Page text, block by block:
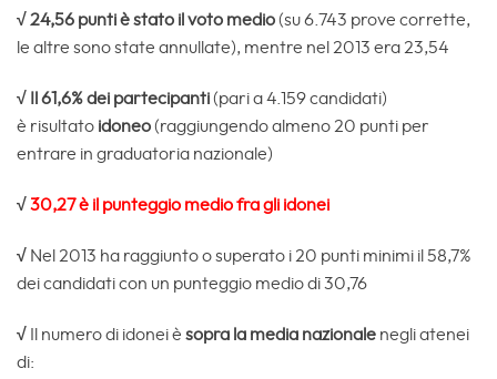
√ 24,56 punti è stato il voto medio(su 6.743 prove corrette,
le altre sono state annullate), mentre nel 2013 era 23,54
√ Il 61,6% dei partecipanti(pari a 4.159 candidati)
è risultato idoneo(raggiungendo almeno 20 punti per
entrare in graduatoria nazionale)
√ 30,27 è il punteggio medio fra gli idonei
√ Nel 2013 ha raggiunto o superato i 20 punti minimi il 58,7%
dei candidati con un punteggio medio di 30,76
√ Il numero di idonei è sopra la media nazionale negli atenei
di: